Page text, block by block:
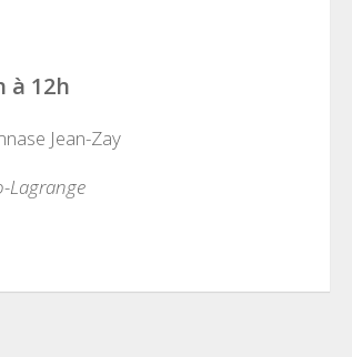
à 12h
Jean-Zay
Lagrange